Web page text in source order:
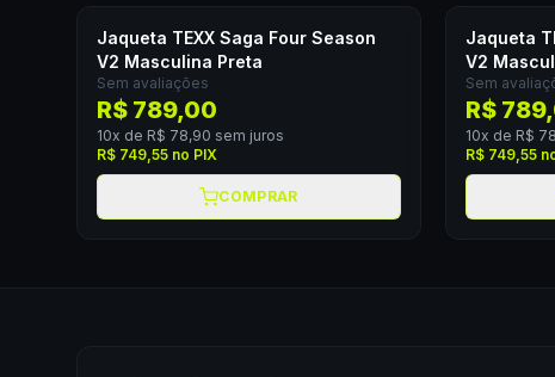
Jaqueta TEXX Saga Four Season
V2 Masculina Preta
Sem avaliações
R$ 789,00
10x de R$ 78,90 sem juros
R$ 749,55 no PIX
COMPRAR
Jaqueta
V2
Sem
R$
10x de R$
R$ 749,55